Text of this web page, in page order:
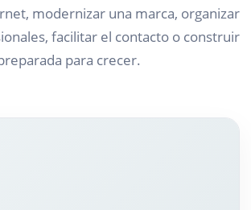
modernizar una marca, organizar
facilitar el contacto o construir
para crecer.